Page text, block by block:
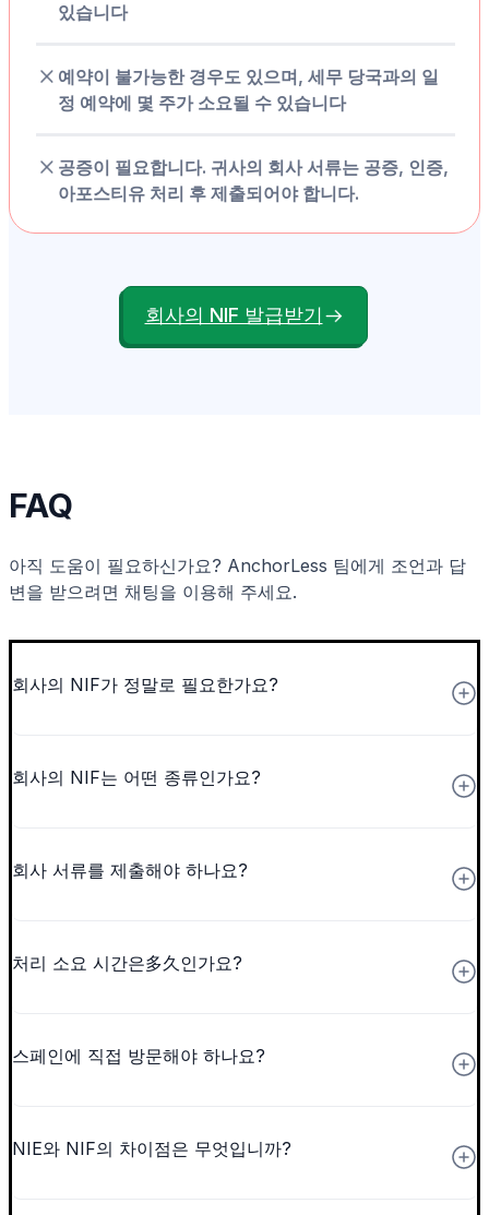
있습니다
예약이 불가능한 경우도 있으며, 세무 당국과의 일
정 예약에 몇 주가 소요될 수 있습니다
공증이 필요합니다. 귀사의 회사 서류는 공증, 인증,
아포스티유 처리 후 제출되어야 합니다.
회사의 NIF 발급받기
FAQ
아직 도움이 필요하신가요? AnchorLess 팀에게 조언과 답
변을 받으려면 채팅을 이용해 주세요.
회사의 NIF가 정말로 필요한가요?
회사의 NIF는 어떤 종류인가요?
회사 서류를 제출해야 하나요?
처리 소요 시간은多久인가요?
스페인에 직접 방문해야 하나요?
NIE와 NIF의 차이점은 무엇입니까?